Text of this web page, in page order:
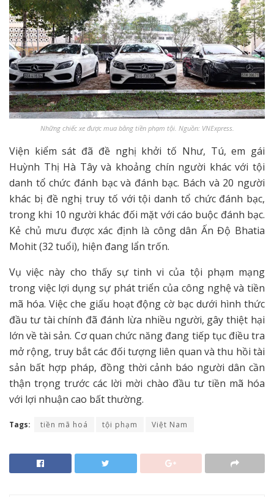
Những chiếc xe được mua bằng tiền phạm tội. Nguồn: VNExpress.
Viện kiểm sát đã đề nghị khởi tố Như, Tú, em gái
Huỳnh Thị Hà Tây và khoảng chín người khác với tội
danh tổ chức đánh bạc và đánh bạc. Bách và 20 người
khác bị đề nghị truy tố với tội danh tổ chức đánh bạc,
trong khi 10 người khác đối mặt với cáo buộc đánh bạc.
Kẻ chủ mưu được xác định là công dân Ấn Độ Bhatia
Mohit (32 tuổi), hiện đang lẩn trốn.
Vụ việc này cho thấy sự tinh vi của tội phạm mạng
trong việc lợi dụng sự phát triển của công nghệ và tiền
mã hóa. Việc che giấu hoạt động cờ bạc dưới hình thức
đầu tư tài chính đã đánh lừa nhiều người, gây thiệt hại
lớn về tài sản. Cơ quan chức năng đang tiếp tục điều tra
mở rộng, truy bắt các đối tượng liên quan và thu hồi tài
sản bất hợp pháp, đồng thời cảnh báo người dân cần
thận trọng trước các lời mời chào đầu tư tiền mã hóa
với lợi nhuận cao bất thường.
Tags: tiền mã hoá tội phạm Việt Nam